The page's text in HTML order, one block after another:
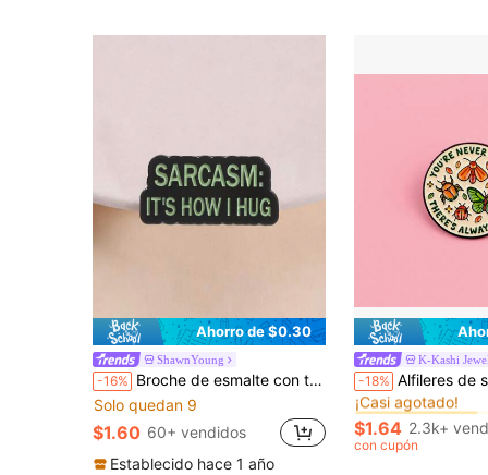
Ahorro de $0.30
ShawnYoung
-16% Broche de esmalte con texto sarcástico y divertido, color negro y verde menta, alfiler de metal con cita para mochila y chaqueta
Solo quedan 9
$1.60 60+ vendidos
Establecido hace 1 año
K-Kashi
-18% Alfileres de solapa esmaltados y broches insignia para
#10 Más vendidos
¡Casi agotado!
#10 Más vendidos
¡Casi agotado!
#10 Más vendidos
¡Casi agotado!
#10 Más vendidos
¡Casi agotado!
$1.64 2.3k+
con cupón